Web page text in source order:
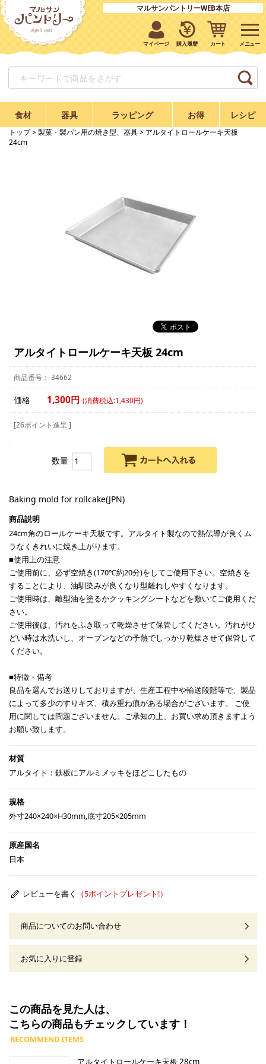
マルサンパントリーWEB本店
マイページ 購入履歴 カート
食材 器具 ラッピング お得 レシピ
トップ> 製菓・製パン用の焼き型、器具> アルタイトロールケーキ天板
24cm
アルタイトロールケーキ天板 24cm
34662
価格 1,300円 (消費税込:1,430円)
[26ポイント進呈 ]
数量
Baking mold for rollcake(JPN)
24cm角のロールケーキ天板です。アルタイト製なので熱伝導が良くム
ラなくきれいに焼き上がります。
■使用上の注意
ご使用前に、必ず空焼き(170℃約20分)をしてご使用下さい。空焼きを
することにより、油馴染みが良くなり型離れしやすくなります。
ご使用時は、離型油を塗るかクッキングシートなどを敷いてご使用くだ
さい。
ご使用後は、汚れをふき取って乾燥させて保管してください。汚れがひ
どい時は水洗いし、オーブンなどの予熱でしっかり乾燥させて保管して
ください。
■特徴・備考
良品を選んでお送りしておりますが、生産工程中や輸送段階等で、製品
によって多少のすりキズ、積み重ね痕がある場合がございます。 ご使
用に関しては問題ございません。ご承知の上、お買い求め頂きますよう
お願い致します。
アルタイト：鉄板にアルミメッキをほどこしたもの
外寸240×240×H30mm,底寸205×205mm
日本
レビューを書く
商品についてのお問い合わせ
お気に入りに登録
この商品を見た人は、
こちらの商品もチェックしています！
アルタイトロールケーキ天板 28cm